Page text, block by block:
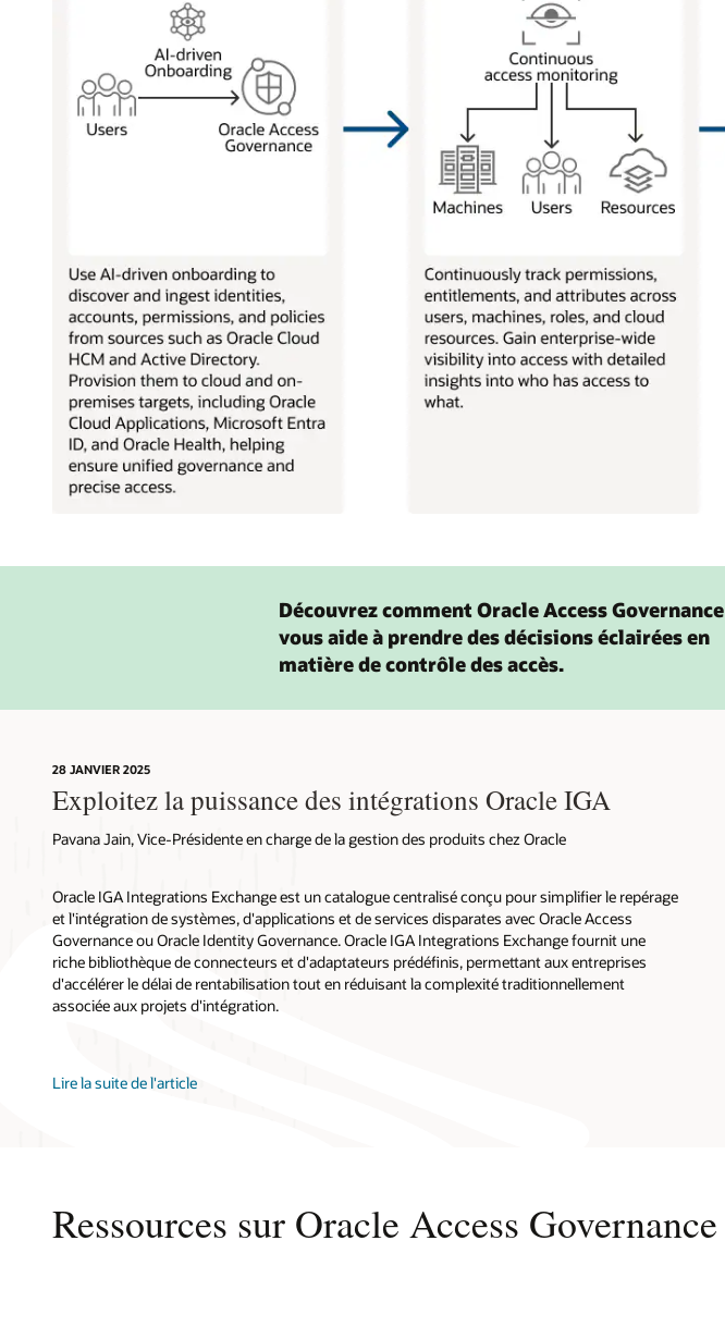
Découvrez comment Oracle Access Governance
vous aide à prendre des décisions éclairées en
matière de contrôle des accès.
28 JANVIER 2025
Exploitez la puissance des intégrations Oracle IGA
Pavana Jain, Vice-Présidente en charge de la gestion des produits chez Oracle
Oracle IGA Integrations Exchange est un catalogue centralisé conçu pour simplifier le repérage
et l'intégration de systèmes, d'applications et de services disparates avec Oracle Access
Governance ou Oracle Identity Governance. Oracle IGA Integrations Exchange fournit une
riche bibliothèque de connecteurs et d'adaptateurs prédéfinis, permettant aux entreprises
d'accélérer le délai de rentabilisation tout en réduisant la complexité traditionnellement
associée aux projets d'intégration.
Lire la suite de l'article
Ressources sur Oracle Access Governance